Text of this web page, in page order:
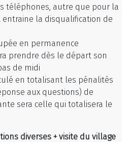
téléphones , autre que pour la
entraine la disqualification de
en permanence
prendre dès le départ son
de midi
en totalisant les pénalités
aux questions) de
sera celle qui totalisera le
diverses + visite du village